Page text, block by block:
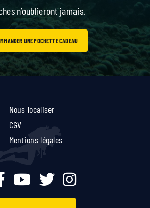
n’oublieront jamais.
UNE POCHETTE CADEAU
Nous localiser
CGV
Mentions légales